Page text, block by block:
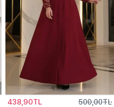
438,90TL 500,00TL